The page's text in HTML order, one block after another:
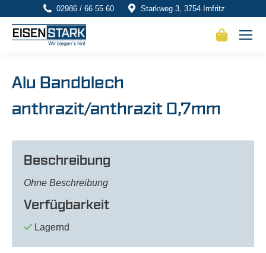
02986 / 66 55 60 Starkweg 3, 3754 Irnfritz
Alu Bandblech
anthrazit/anthrazit 0,7mm
Beschreibung
Ohne Beschreibung
Verfügbarkeit
Lagernd